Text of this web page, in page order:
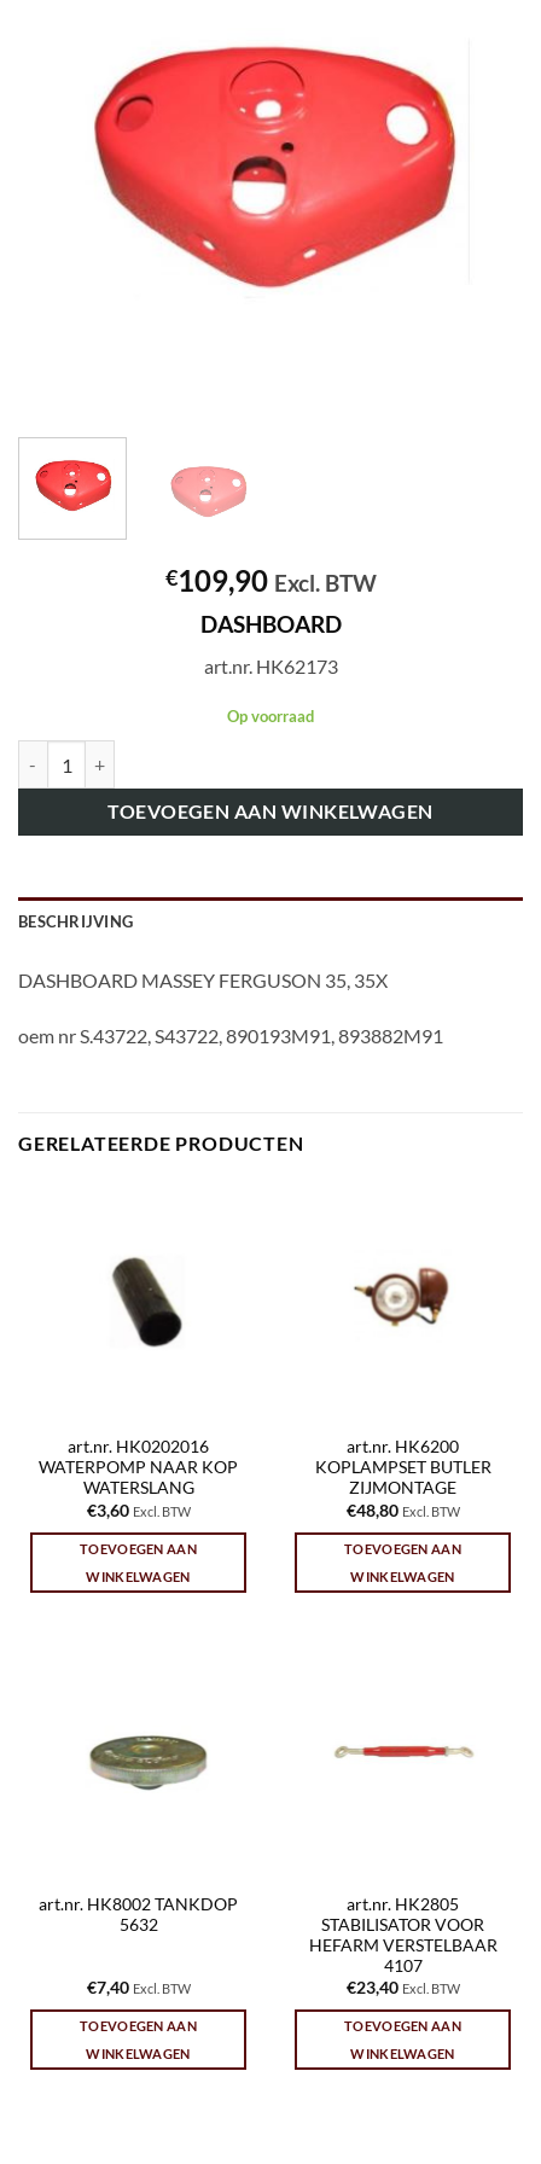
€109,90 Excl. BTW
DASHBOARD
art.nr. HK62173
Op voorraad
TOEVOEGEN AAN WINKELWAGEN
BESCHRIJVING
DASHBOARD MASSEY FERGUSON 35, 35X
oem nr S.43722, S43722, 890193M91, 893882M91
GERELATEERDE PRODUCTEN
art.nr. HK0202016
WATERPOMP NAAR KOP
WATERSLANG
€3,60 Excl. BTW
TOEVOEGEN AAN
WINKELWAGEN
art.nr. HK6200
KOPLAMPSET BUTLER
ZIJMONTAGE
€48,80 Excl. BTW
TOEVOEGEN AAN
WINKELWAGEN
art.nr. HK8002 TANKDOP
5632
€7,40 Excl. BTW
TOEVOEGEN AAN
WINKELWAGEN
art.nr. HK2805
STABILISATOR VOOR
HEFARM VERSTELBAAR
4107
€23,40 Excl. BTW
TOEVOEGEN AAN
WINKELWAGEN